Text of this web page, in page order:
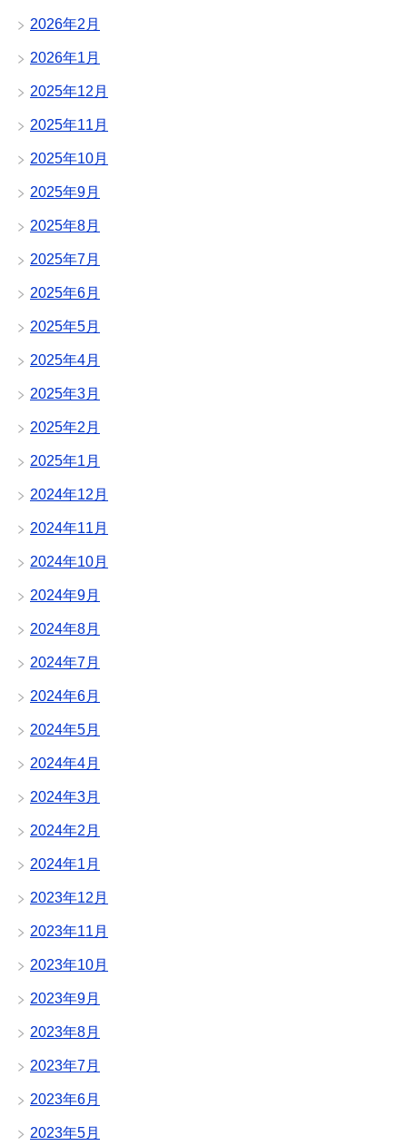
2026年2月
2026年1月
2025年12月
2025年11月
2025年10月
2025年9月
2025年8月
2025年7月
2025年6月
2025年5月
2025年4月
2025年3月
2025年2月
2025年1月
2024年12月
2024年11月
2024年10月
2024年9月
2024年8月
2024年7月
2024年6月
2024年5月
2024年4月
2024年3月
2024年2月
2024年1月
2023年12月
2023年11月
2023年10月
2023年9月
2023年8月
2023年7月
2023年6月
2023年5月